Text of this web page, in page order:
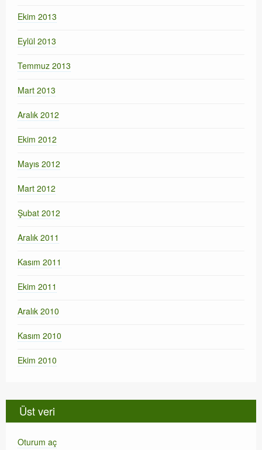
Ekim 2013
Eylül 2013
Temmuz 2013
Mart 2013
Aralık 2012
Ekim 2012
Mayıs 2012
Mart 2012
Şubat 2012
Aralık 2011
Kasım 2011
Ekim 2011
Aralık 2010
Kasım 2010
Ekim 2010
Üst veri
Oturum aç